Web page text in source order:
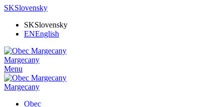
SKSlovensky
SKSlovensky
ENEnglish
Margecany
Menu
Margecany
Obec